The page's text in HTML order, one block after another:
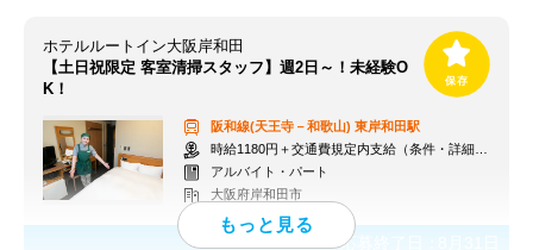
ホテルルートイン大阪岸和田
【土日祝限定 客室清掃スタッフ】週2日～！未経験O
K！
阪和線(天王寺－和歌山) 東岸和田駅
時給1180円＋交通費規定内支給（条件・詳細は面接にて）
アルバイト・パート
大阪府岸和田市
応募終了日：